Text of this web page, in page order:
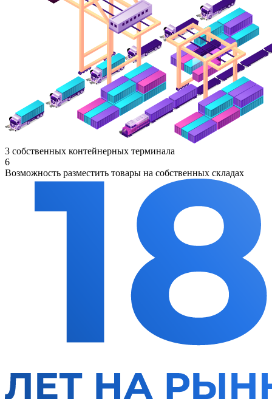
3 собственных контейнерных терминала
6
Возможность разместить товары на собственных складах